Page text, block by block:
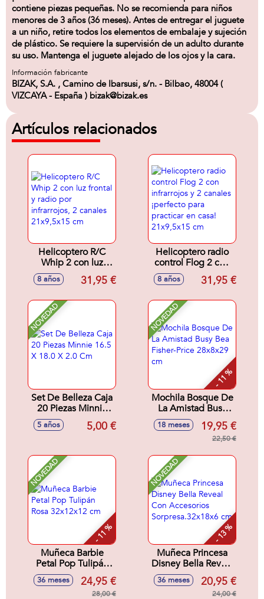
contiene piezas pequeñas. No se recomienda para niños
menores de 3 años (36 meses). Antes de entregar el juguete
a un niño, retire todos los elementos de embalaje y sujeción
de plástico. Se requiere la supervisión de un adulto durante
su uso. Mantenga el juguete alejado de los ojos y la cara.
Información fabricante
BIZAK, S.A. , Camino de Ibarsusi, s/n. - Bilbao, 48004 (
VIZCAYA - España ) bizak@bizak.es
Artículos relacionados
Helicoptero R/C
Whip 2 con luz
frontal y radio por
infrarrojos, 2
cm
8 años 31,95 €
Helicoptero radio
control Flog 2 con
infrarrojos y 2
canales ¡perfecto
casa! 21x9,5x15 cm
8 años 31,95 €
NOVEDAD
Set De Belleza Caja
20 Piezas Minnie
16.5 X 18.0 X 2.0
5 años 5,00 €
NOVEDAD
- 11 %
Mochila Bosque De
La Amistad Busy
Bea Fisher-Price
28x8x29 cm
18 meses 19,95 €
22,50 €
NOVEDAD
- 11 %
Muñeca Barbie
Petal Pop Tulipán
Rosa 32x12x12 cm
36 meses 24,95 €
28,00 €
NOVEDAD
- 13 %
Muñeca Princesa
Disney Bella Reveal
Con Accesorios
Sorpresa.32x18x6
36 meses 20,95 €
24,00 €